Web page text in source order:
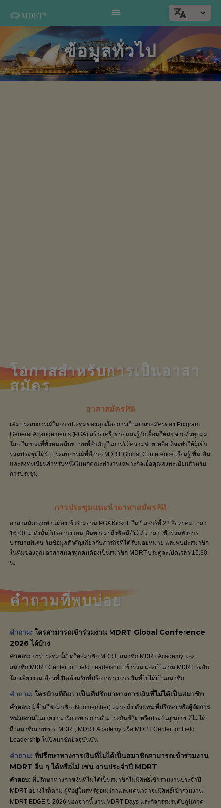
ข้อมูลทั่วไป
โอกาสสำหรับการเป็นอาสา
สมัคร
อาสาสมัคร PGA
เพิ่มประสบการณ์ในการประชุมของคุณโดยการเป็นอาสาสมัครของ Program
General Arrangements (PGA) สร้างเครือข่ายและรู้จักเพื่อนใหม่ๆ จากทั่วทุกมุม
โลก ในขณะที่ทั้งหมดมีบทบาทที่สำคัญในการให้ความช่วยเหลือ ที่จะทำให้ผู้เข้า
ร่วมประชุมได้รับประสบการณ์ที่ดีจาก MDRT Global Conference เรียนรู้เพิ่มเติม
และลงทะเบียนสำหรับหนึ่งในหกคณะทำงานเฉพาะกิจเมื่อคุณลงทะเบียนสำหรับ
การประชุม
การประชุมแนะนำอาสาสมัคร PGA
อาสาสมัครทุกท่านต้องเข้าร่วมงาน PGA Kickoff ในวันเสาร์ที่ 22 สิงหาคม เวลา
16.00 น. ดังนั้นโปรดวางแผนเดินทางมาถึงซิดนีย์ให้ทันเวลา เพื่อร่วมฟังการ
บรรยายพิเศษ รับข้อมูลสำคัญเกี่ยวกับภารกิจที่ได้รับมอบหมาย และพบปะสมาชิก
ในทีมของคุณ อาสาสมัครทุกคนต้องเป็นสมาชิก MDRT ประตูจะเปิดเวลา 15.30
น.
คําถามที่พบบ่อย
คำถาม: ใครสามารถเข้าร่วมงาน MDRT Global Conference
2026 ได้บ้าง
คำตอบ: การประชุมนี้เปิดให้สมาชิก MDRT, สมาชิก MDRT Academy และ
สมาชิก MDRT Center for Field Leadership เข้าร่วม และเป็นงาน MDRT ระดับ
โลกเพียงงานเดียวที่เปิดต้อนรับที่ปรึกษาทางการเงินที่ไม่ได้เป็นสมาชิก
คำถาม: ใครบ้างที่ถือว่าเป็นที่ปรึกษาทางการเงินที่ไม่ได้เป็นสมาชิก
คำตอบ: ผู้ที่ไม่ใช่สมาชิก (Nonmember) หมายถึง ตัวแทน ที่ปรึกษา หรือผู้จัดการ
หน่วยงานในสายงานบริการทางการเงิน ประกันชีวิต หรือประกันสุขภาพ ที่ไม่ได้
ถือสมาชิกภาพของ MDRT, MDRT Academy หรือ MDRT Center for Field
Leadership ในปีสมาชิกปัจจุบันบัน
คำถาม: ที่ปรึกษาทางการเงินที่ไม่ได้เป็นสมาชิกสามารถเข้าร่วมงาน
MDRT อื่น ๆ ได้หรือไม่ เช่น งานประจำปี MDRT
คำตอบ: ที่ปรึกษาทางการเงินที่ไม่ได้เป็นสมาชิกไม่มีสิทธิ์เข้าร่วมงานประจำปี
MDRT อย่างไรก็ตาม ผู้ที่อยู่ในสหรัฐอเมริกาและแคนาดาจะมีสิทธิ์เข้าร่วมงาน
MDRT EDGE ปี 2026 นอกจากนี้ งาน MDRT Days และกิจกรรมระดับภูมิภาค